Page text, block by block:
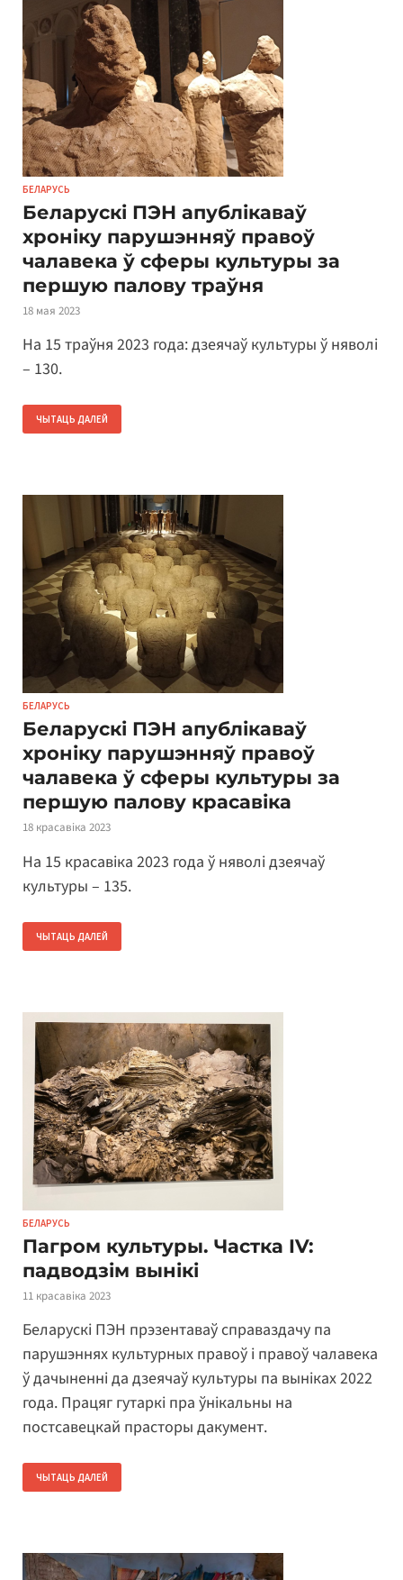
БЕЛАРУСЬ
Беларускі ПЭН апублікаваў
хроніку парушэнняў правоў
чалавека ў сферы культуры за
першую палову траўня
18 мая 2023
На 15 траўня 2023 года: дзеячаў культуры ў няволі
– 130.
ЧЫТАЦЬ ДАЛЕЙ
БЕЛАРУСЬ
Беларускі ПЭН апублікаваў
хроніку парушэнняў правоў
чалавека ў сферы культуры за
першую палову красавіка
18 красавіка 2023
На 15 красавіка 2023 года ў няволі дзеячаў
культуры – 135.
ЧЫТАЦЬ ДАЛЕЙ
БЕЛАРУСЬ
Пагром культуры. Частка IV:
падводзім вынікі
11 красавіка 2023
Беларускі ПЭН прэзентаваў справаздачу па
парушэннях культурных правоў і правоў чалавека
ў дачыненні да дзеячаў культуры па выніках 2022
года. Працяг гутаркі пра ўнікальны на
постсавецкай прасторы дакумент.
ЧЫТАЦЬ ДАЛЕЙ